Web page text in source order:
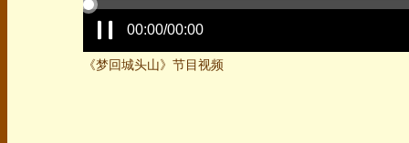
00:00/00:00
《梦回城头山》节目视频